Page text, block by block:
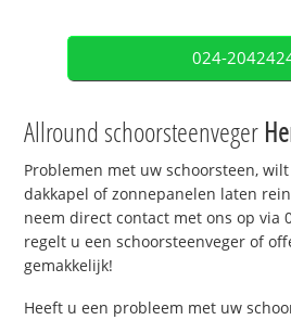
024-
Allround schoorsteenveger
Problemen met uw schoorsteen,
dakkapel of zonnepanelen laten
neem direct contact met ons op via
regelt u een schoorsteenveger of
gemakkelijk!
Heeft u een probleem met uw